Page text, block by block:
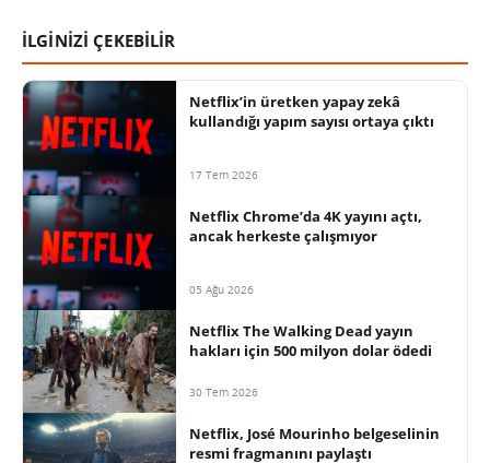
İLGİNİZİ ÇEKEBİLİR
Netflix’in üretken yapay zekâ
kullandığı yapım sayısı ortaya çıktı
17 Tem 2026
Netflix Chrome’da 4K yayını açtı,
ancak herkeste çalışmıyor
05 Ağu 2026
Netflix The Walking Dead yayın
hakları için 500 milyon dolar ödedi
30 Tem 2026
Netflix, José Mourinho belgeselinin
resmi fragmanını paylaştı